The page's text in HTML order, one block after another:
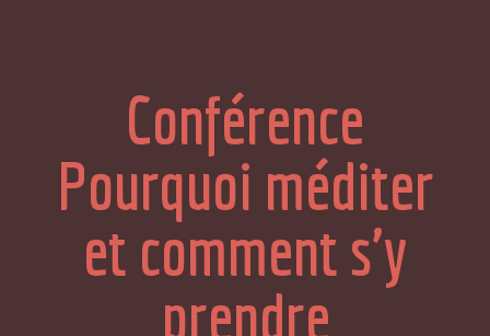
Conférence
Pourquoi méditer
et comment s'y
prendre